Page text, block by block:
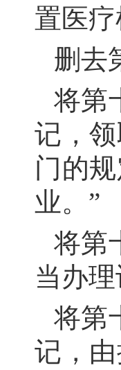
置医
删去
将第
记，
门的
业。”
将第
当办
将第
记，